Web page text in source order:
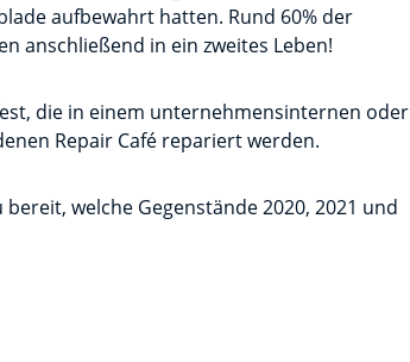
aufbewahrt hatten. Rund 60% der
anschließend in ein zweites Leben!
die in einem unternehmensinternen oder
Repair Café repariert werden.
welche Gegenstände 2020, 2021 und